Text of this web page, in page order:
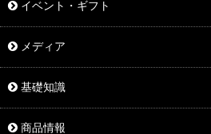
イベント・ギフト
メディア
基礎知識
商品情報